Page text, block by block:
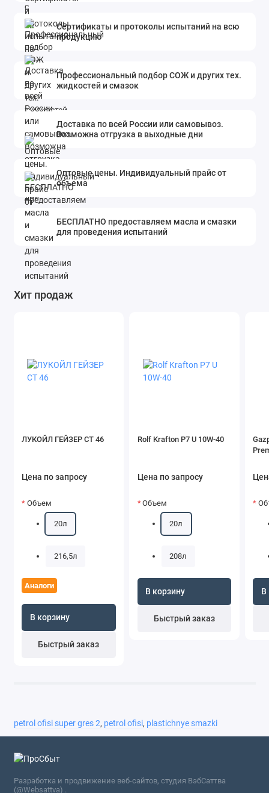
Сертификаты и протоколы испытаний на всю
продукцию
Профессиональный подбор СОЖ и других тех.
жидкостей и смазок
Доставка по всей России или самовывоз.
Возможна отгрузка в выходные дни
Оптовые цены. Индивидуальный прайс от
объема
БЕСПЛАТНО предоставляем масла и смазки
для проведения испытаний
Хит продаж
ЛУКОЙЛ ГЕЙЗЕР СТ 46
Цена по запросу
Аналоги
Объем
20л
216,5л
В корзину
Быстрый заказ
Rolf Krafton P7 U 10W-40
Цена по запросу
Объем
20л
208л
В корзину
Быстрый заказ
В
petrol ofisi super gres 2, petrol ofisi, plastichnye smazki
Разработка и продвижение веб-сайтов, студия ВэбСаттва
(@Websattva) .